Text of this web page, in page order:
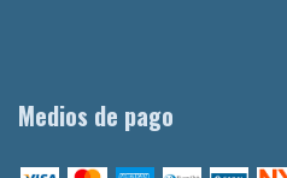
Medios de pago